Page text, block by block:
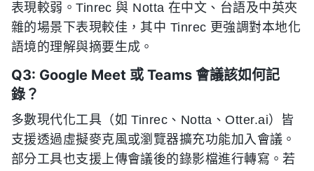
表現較弱。Tinrec 與 Notta 在中文、台語及中英夾
雜的場景下表現較佳，其中 Tinrec 更強調對本地化
語境的理解與摘要生成。
Q3: Google Meet 或 Teams 會議該如何記
錄？
多數現代化工具（如 Tinrec、Notta、Otter.ai）皆
支援透過虛擬麥克風或瀏覽器擴充功能加入會議。
部分工具也支援上傳會議後的錄影檔進行轉寫。若